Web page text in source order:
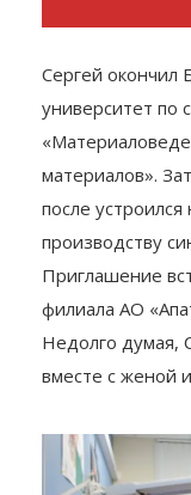
Сергей окончил
университет по
материалов».
после
производству
Приглашение
филиала АО
Недолго думая,
вместе с женой